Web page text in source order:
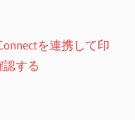
を連携して印
する